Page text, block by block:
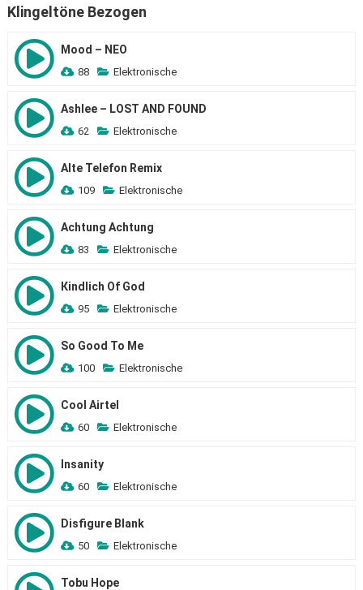
Klingeltöne Bezogen
Mood – NEO
88 Elektronische
Ashlee – LOST AND FOUND
62 Elektronische
Alte Telefon Remix
109 Elektronische
Achtung Achtung
83 Elektronische
Кindlich Of God
95 Elektronische
So Good To Me
100 Elektronische
Cool Airtel
60 Elektronische
Insanity
60 Elektronische
Disfigure Blank
50 Elektronische
Tobu Hope